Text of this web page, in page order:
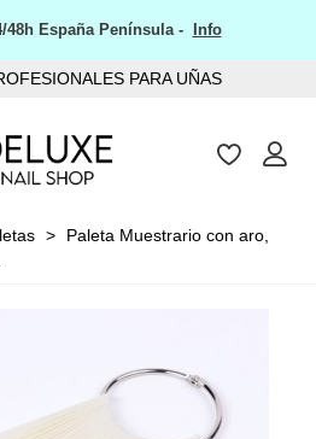
48h España Península - Info
PARA UÑAS
>
Paleta Muestrario con aro,